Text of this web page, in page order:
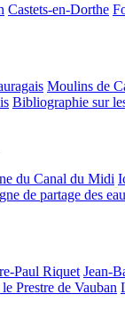
Castets-en-Dorthe
Moulins de
Bibliographie sur
du Canal du Midi
de partage des
Paul Riquet Jean-
Prestre de Vauban